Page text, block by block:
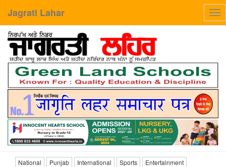
Jagrati Lahar
National Punjab International Sports
Entertainment